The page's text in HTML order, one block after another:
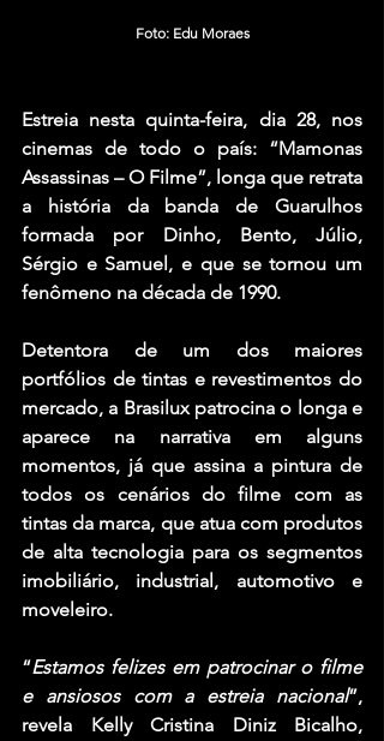
Foto: Edu Moraes
Estreia nesta quinta-feira, dia 28, nos
cinemas de todo o país: “Mamonas
Assassinas – O Filme”, longa que retrata
a história da banda de Guarulhos
formada por Dinho, Bento, Júlio,
Sérgio e Samuel, e que se tornou um
fenômeno na década de 1990.
Detentora de um dos maiores
portfólios de tintas e revestimentos do
mercado, a Brasilux patrocina o longa e
aparece na narrativa em alguns
momentos, já que assina a pintura de
todos os cenários do filme com as
tintas da marca, que atua com produtos
de alta tecnologia para os segmentos
imobiliário, industrial, automotivo e
moveleiro.
“Estamos felizes em patrocinar o filme
e ansiosos com a estreia nacional”,
revela Kelly Cristina Diniz Bicalho,